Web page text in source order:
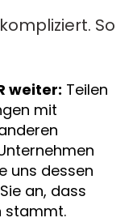
So
weiter: Teilen
mit
uns dessen
an, dass
stammt.